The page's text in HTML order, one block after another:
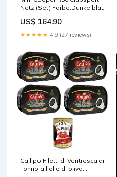
Netz (Set) Farbe:Dunkelblau
US$ 164.90
★★★★★ 4.9 (27 reviews)
Callipo Filetti di Ventresca di
Tonno all'olio di oliva